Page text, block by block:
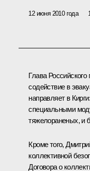
12 июня 2010 года
Глава Российского
содействие в
направляет в
специальными
тяжелораненых, и
Кроме того,
коллективной
Договора о